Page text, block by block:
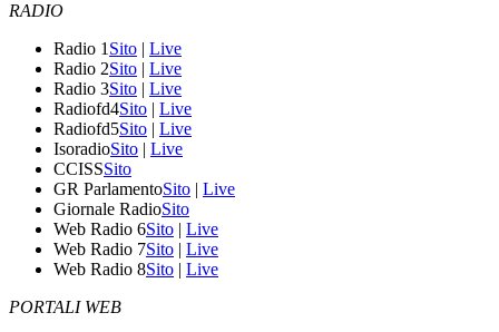
RADIO
Radio 1 Sito | Live
Radio 2Sito | Live
Radio 3Sito | Live
Radiofd4Sito | Live
Radiofd5Sito | Live
IsoradioSito | Live
CCISSSito
GR ParlamentoSito | Live
Giornale RadioSito
Web Radio 6Sito | Live
Web Radio 7Sito | Live
Web Radio 8Sito | Live
PORTALI WEB